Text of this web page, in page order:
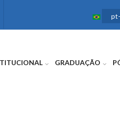
GRADUAÇÃO